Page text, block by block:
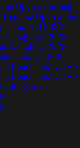
Open of Surfing
Open of
Festival 2022
Lifeguard 2022
Coaching 2022
Festival 2022
Beach Festival –
Beach Festival –
Games